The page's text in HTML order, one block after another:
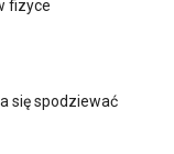
fizyce
się spodziewać